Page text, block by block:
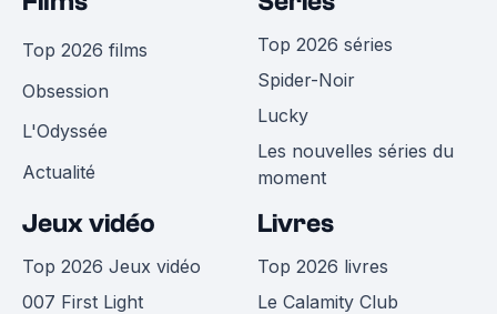
Top 2026 films
Obsession
L'Odyssée
Actualité
Top 2026 séries
Spider-Noir
Lucky
Les nouvelles séries du
moment
Jeux vidéo
Top 2026 Jeux vidéo
007 First Light
Livres
Top 2026 livres
Le Calamity Club